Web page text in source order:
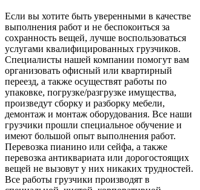
Если вы хотите быть уверенными в качестве
выполнения работ и не беспокоиться за
сохранность вещей, лучше воспользоваться
услугами квалифицированных грузчиков.
Специалисты нашей компании помогут вам
организовать офисный или квартирный
переезд, а также осуществят работы по
упаковке, погрузке/разгрузке имущества,
произведут сборку и разборку мебели,
демонтаж и монтаж оборудования. Все наши
грузчики прошли специальное обучение и
имеют большой опыт выполнения работ.
Перевозка пианино или сейфа, а также
перевозка антиквариата или дорогостоящих
вещей не вызовут у них никаких трудностей.
Все работы грузчики производят в